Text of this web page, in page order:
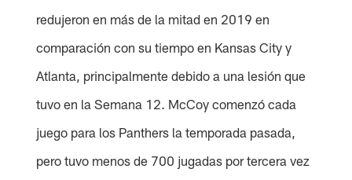
redujeron en más de la mitad en 2019 en
comparación con su tiempo en Kansas City y
Atlanta, principalmente debido a una lesión que
tuvo en la Semana 12. McCoy comenzó cada
juego para los Panthers la temporada pasada,
pero tuvo menos de 700 jugadas por tercera vez